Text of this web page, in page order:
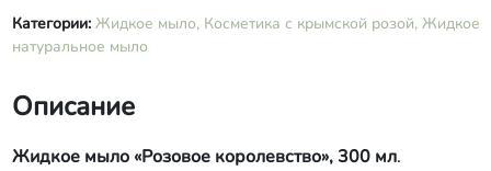
Категории: Жидкое мыло, Косметика с крымской розой, Жидкое
натуральное мыло
Описание
Жидкое мыло «Розовое королевство», 300 мл.